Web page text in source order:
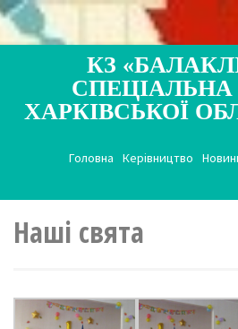
КЗ
ХАРКІВСЬКОЇ
Головна Керівництво
Наші свята